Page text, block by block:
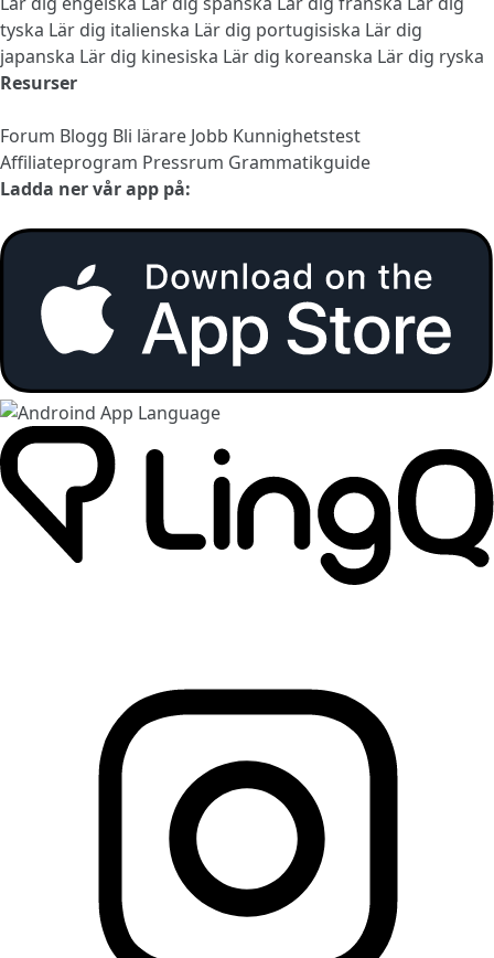
tyska Lär dig italienska Lär dig portugisiska Lär dig
japanska Lär dig kinesiska Lär dig koreanska Lär dig ryska
Resurser
Forum Blogg Bli lärare Jobb Kunnighetstest
Affiliateprogram Pressrum Grammatikguide
Ladda ner vår app på: